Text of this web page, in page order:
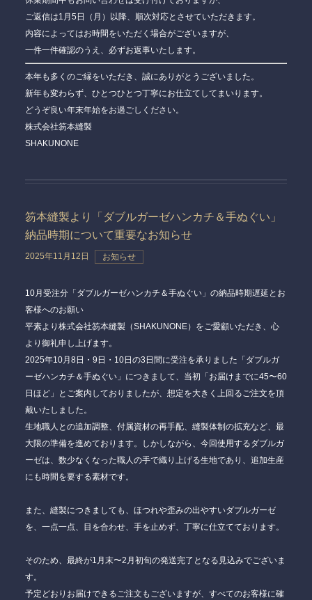
ご返信は1月5日（月）以降、順次対応とさせていただきます。
内容によってはお時間をいただく場合がございますが、
一件一件確認のうえ、必ずお返事いたします。
本年も多くのご縁をいただき、誠にありがとうございました。
新年も変わらず、ひとつひとつ丁寧にお仕立てしてまいります。
どうぞ良い年末年始をお過ごしください。
株式会社笏本縫製
SHAKUNONE
笏本縫製より「ダブルガーゼハンカチ＆手ぬぐい」
納品時期について重要なお知らせ
2025年11月12日 お知らせ
10月受注分「ダブルガーゼハンカチ＆手ぬぐい」の納品時期遅延とお
客様へのお願い
平素より株式会社笏本縫製（SHAKUNONE）をご愛顧いただき、心
より御礼申し上げます。
2025年10月8日・9日・10日の3日間に受注を承りました「ダブルガ
ーゼハンカチ＆手ぬぐい」につきまして、当初「お届けまでに45〜60
日ほど」とご案内しておりましたが、想定を大きく上回るご注文を頂
戴いたしました。
生地職人との追加調整、付属資材の再手配、縫製体制の拡充など、最
大限の準備を進めております。しかしながら、今回使用するダブルガ
ーゼは、数少なくなった職人の手で織り上げる生地であり、追加生産
にも時間を要する素材です。
また、縫製につきましても、ほつれや歪みの出やすいダブルガーゼ
を、一点一点、目を合わせ、手を止めず、丁寧に仕立てております。
そのため、 最終が1月末〜2月初旬の発送完了 となる見込みでございま
す。
予定どおりお届けできるご注文もございますが、すべてのお客様に確